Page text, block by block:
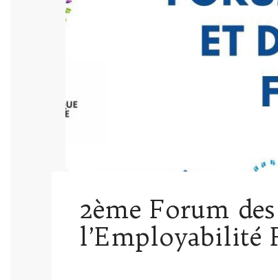
2ème Forum
l’Employabilité